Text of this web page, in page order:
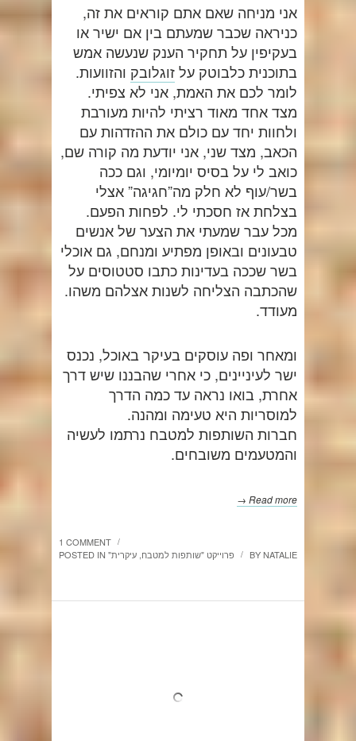
אני מניחה שאם אתם קוראים את זה,
כניראה שכבר שמעתם בין אם ישיר או
בעקיפין על תחקיר הענק שנעשה אמש
בתוכנית כלבוטק עלזוגלובק והזוועות.
לומר לכם את האמת, אני לא צפיתי.
מצד אחד מאוד רציתי להיות מעורבת
ולחוות יחד עם כולם את ההזדהות עם
הכאב, מצד שני, אני יודעת מה קורה שם,
כואב לי על בסיס יומיומי, וגם ככה
בשר/עוף לא חלק מה”חגיגה” אצלי
בצלחת אז חסכתי לי. לפחות הפעם.
מכל עבר שמעתי את הצער של אנשים
טבעונים ובאופן מפתיע ומנחם, גם אוכלי
בשר שככה בעדינות כתבו סטטוסים על
שהכתבה הצליחה לשנות אצלהם משהו.
מעודד.
ומאחר ופה עוסקים בעיקר באוכל, נכנס
ישר לעיניינים, כי אחרי שהבננו שיש דרך
אחרת, בואו נראה עד כמה הדרך
למוסריות היא טעימה ומהנה.
חברות השותפות למטבח נרתמו לעשיה
והמטעמים משובחים.
Read more →
1 COMMENT /
POSTED IN "פרוייקט "שותפות למטבח עיקרית / BYNATALIE